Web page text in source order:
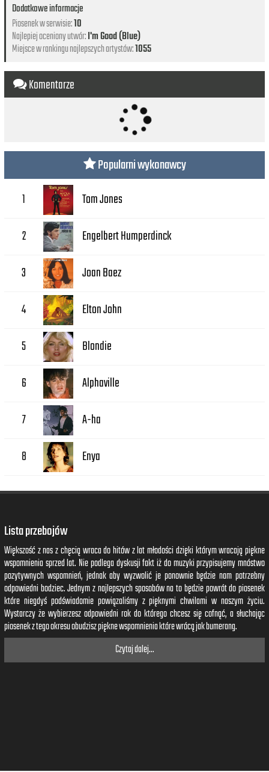
Dodatkowe informacje
Piosenek w serwisie:10
Najlepiej oceniony utwór:I'm Good (Blue)
Miejsce w rankingu najlepszych artystów:1055
Komentarze
Popularni wykonawcy
1 Tom Jones
2 Engelbert Humperdinck
3 Joan Baez
4 Elton John
5 Blondie
6 Alphaville
7 A-ha
8 Enya
Lista przebojów
Większość z nas z chęcią wraca do hitów z lat młodości dzięki którym wracają piękne
wspomnienia sprzed lat. Nie podlega dyskusji fakt iż do muzyki przypisujemy mnóstwo
pozytywnych wspomnień, jednak aby wyzwolić je ponownie będzie nam potrzebny
odpowiedni bodziec. Jednym z najlepszych sposobów na to będzie powrót do piosenek
które niegdyś podświadomie powiązaliśmy z pięknymi chwilami w naszym życiu.
Wystarczy że wybierzesz odpowiedni rok do którego chcesz się cofnąć, a słuchając
piosenek z tego okresu obudzisz piękne wspomnienia które wrócą jak bumerang.
Czytaj dalej...